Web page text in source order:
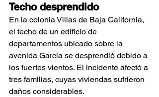
Techo desprendido
En la colonia Villas de Baja California,
el techo de un edificio de
departamentos ubicado sobre la
avenida García se desprendió debido a
los fuertes vientos. El incidente afectó a
tres familias, cuyas viviendas sufrieron
daños considerables.